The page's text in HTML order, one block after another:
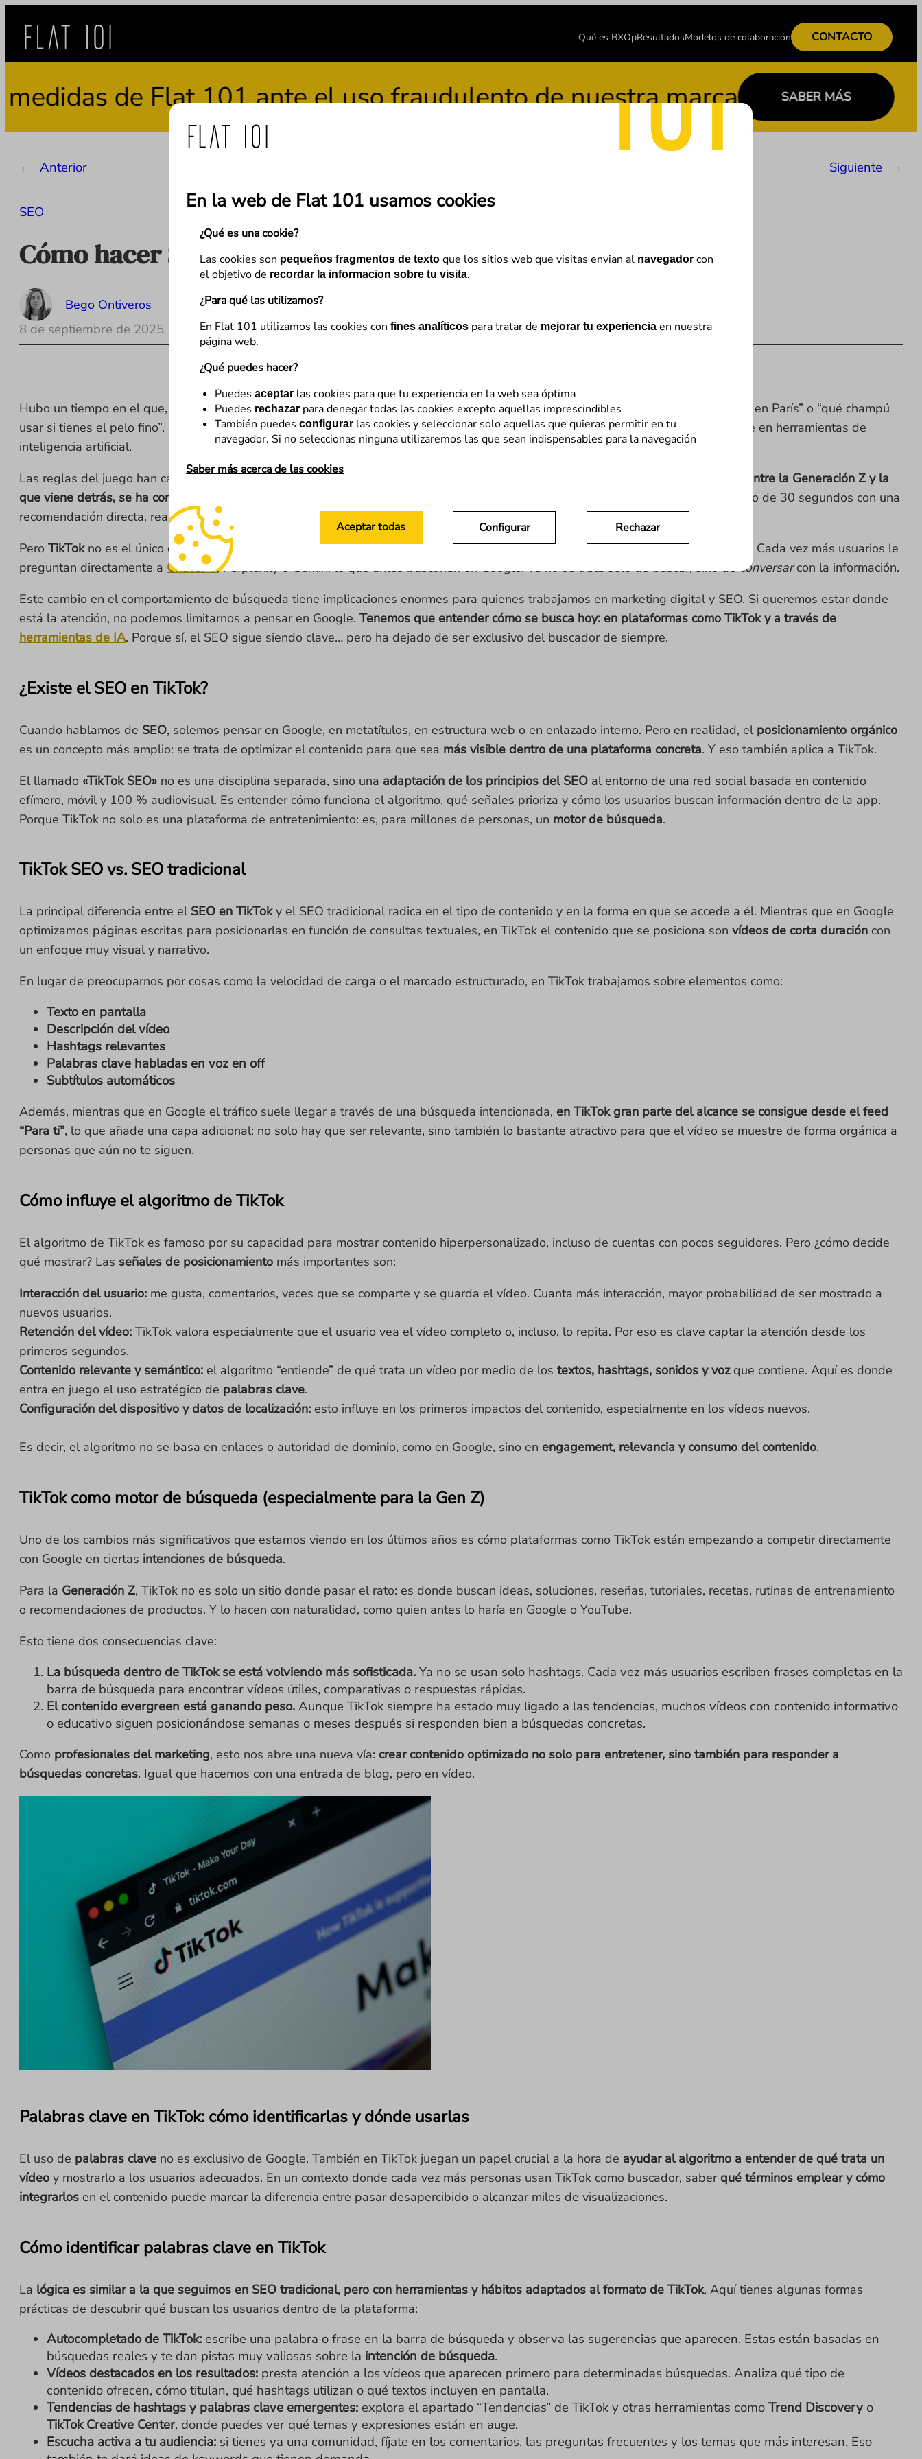
En la web de Flat 101 usamos cookies
¿Qué es una cookie?
Las cookies son pequeños fragmentos de texto que los sitios web que visitas envian al navegador con
el objetivo de recordar la informacion sobre tu visita.
¿Para qué las utilizamos?
En Flat 101 utilizamos las cookies con fines analíticos para tratar de mejorar tu experiencia en nuestra
página web.
¿Qué puedes hacer?
Puedes aceptar las cookies para que tu experiencia en la web sea óptima
Puedes rechazar para denegar todas las cookies excepto aquellas imprescindibles
También puedes configurar las cookies y seleccionar solo aquellas que quieras permitir en tu
navegador. Si no seleccionas ninguna utilizaremos las que sean indispensables para la navegación
Saber más acerca de las cookies
Configurar Rechazar
Aceptar todas
contenido
Qué es BXOpResultadosModelos de colaboración CONTACTO
de Flat 101 ante el uso fraudulento de nuestra marca SABER MÁS
← Anterior Siguiente →
SEO
Cómo hacer SEO en Tik Tok para ganar visibilidad
Bego Ontiveros
8 de septiembre de 2025
Hubo un tiempo en el que, si querías saber cómo hacer algo, lo buscabas en Google o en YouTube. “Cómo editar una foto”, “qué ver en París” o “qué champú
usar si tienes el pelo fino”. Pero ese tiempo está quedando atrás. Cada vez más, las búsquedas se hacen en TikTok… o directamente en herramientas de
inteligencia artificial.
Las reglas del juego han cambiado.TikTokya no es solo una red social de entretenimiento: para muchas personas,
especialmente entre la Generación Z y la
que viene detrás, se ha convertido en el buscador de referencia
. ¿Por qué? Porque en vez de leer diez páginas, prefieren ver un vídeo de 30 segundos con una
recomendación directa, real y con un lenguaje que entienden. Así de sencillo.
Pero TikTokno es el único que está transformando la forma en la que buscamos. También la IA está entrando en escena con fuerza. Cada vez más usuarios le
preguntan directamente a ChatGPT, Perplexity o Gemini lo que antes buscarían en Google. Ya no se trata solo de buscar, sino deconversarcon la información.
Este cambio en el comportamiento de búsqueda tiene implicaciones enormes para quienes trabajamos en marketing digital y SEO. Si queremos estar donde
está la atención, no podemos limitarnos a pensar en Google. Tenemos que entender cómo se busca hoy: en plataformas como TikTok y a través de
herramientas de IA. Porque sí, el SEO sigue siendo clave… pero ha dejado de ser exclusivo del buscador de siempre.
¿Existe el SEO en TikTok?
Cuando hablamos de SEO, solemos pensar en Google, en metatítulos, en estructura web o en enlazado interno. Pero en realidad, el posicionamiento orgánico
es un concepto más amplio: se trata de optimizar el contenido para que sea más visible dentro de una plataforma concreta. Y eso también aplica a TikTok.
El llamado «TikTok SEO» no es una disciplina separada, sino una adaptación de los principios del SEO al entorno de una red social basada en contenido
efímero, móvil y 100 % audiovisual. Es entender cómo funciona el algoritmo, qué señales prioriza y cómo los usuarios buscan información dentro de la app.
Porque TikTok no solo es una plataforma de entretenimiento: es, para millones de personas, un motor de búsqueda.
TikTok SEO vs. SEO tradicional
La principal diferencia entre el SEO en TikToky el SEO tradicional radica en el tipo de contenido y en la forma en que se accede a él. Mientras que en Google
optimizamos páginas escritas para posicionarlas en función de consultas textuales, en TikTok el contenido que se posiciona son vídeos de corta duración con
un enfoque muy visual y narrativo.
En lugar de preocuparnos por cosas como la velocidad de carga o el marcado estructurado, en TikTok trabajamos sobre elementos como:
Texto en pantalla
Descripción del vídeo
Hashtags relevantes
Palabras clave habladas en voz en off
Subtítulos automáticos
Además, mientras que en Google el tráfico suele llegar a través de una búsqueda intencionada, en TikTok gran parte del alcance se consigue desde el feed
“Para ti”, lo que añade una capa adicional: no solo hay que ser relevante, sino también lo bastante atractivo para que el vídeo se muestre de forma orgánica a
personas que aún no te siguen.
Cómo influye el algoritmo de TikTok
El algoritmo de TikTok es famoso por su capacidad para mostrar contenido hiperpersonalizado, incluso de cuentas con pocos seguidores. Pero ¿cómo decide
qué mostrar? Las señales de posicionamiento más importantes son:
Interacción del usuario: me gusta, comentarios, veces que se comparte y se guarda el vídeo. Cuanta más interacción, mayor probabilidad de ser mostrado a
nuevos usuarios.
Retención del vídeo: TikTok valora especialmente que el usuario vea el vídeo completo o, incluso, lo repita. Por eso es clave captar la atención desde los
primeros segundos.
Contenido relevante y semántico: el algoritmo “entiende” de qué trata un vídeo por medio de los textos, hashtags, sonidos y vozque contiene. Aquí es donde
entra en juego el uso estratégico de palabras clave.
Configuración del dispositivo y datos de localización: esto influye en los primeros impactos del contenido, especialmente en los vídeos nuevos.
Es decir, el algoritmo no se basa en enlaces o autoridad de dominio, como en Google, sino en engagement, relevancia y consumo del contenido.
TikTok como motor de búsqueda (especialmente para la Gen Z)
Uno de los cambios más significativos que estamos viendo en los últimos años es cómo plataformas como TikTok están empezando a competir directamente
con Google en ciertas intenciones de búsqueda.
Para la Generación Z, TikTok no es solo un sitio donde pasar el rato: es donde buscan ideas, soluciones, reseñas, tutoriales, recetas, rutinas de entrenamiento
o recomendaciones de productos. Y lo hacen con naturalidad, como quien antes lo haría en Google o YouTube.
Esto tiene dos consecuencias clave:
La búsqueda dentro de TikTok se está volviendo más sofisticada.Ya no se usan solo hashtags. Cada vez más usuarios escriben frases completas en la
barra de búsqueda para encontrar vídeos útiles, comparativas o respuestas rápidas.
El contenido evergreen está ganando peso.Aunque TikTok siempre ha estado muy ligado a las tendencias, muchos vídeos con contenido informativo
o educativo siguen posicionándose semanas o meses después si responden bien a búsquedas concretas.
Como profesionales del marketing, esto nos abre una nueva vía: crear contenido optimizado no solo para entretener, sino también para responder a
búsquedas concretas. Igual que hacemos con una entrada de blog, pero en vídeo.
Palabras clave en TikTok: cómo identificarlas y dónde usarlas
El uso de palabras clave no es exclusivo de Google. También en TikTok juegan un papel crucial a la hora de ayudar al algoritmo a entender de qué trata un
vídeo y mostrarlo a los usuarios adecuados. En un contexto donde cada vez más personas usan TikTok como buscador, saber qué términos emplear y cómo
integrarlos en el contenido puede marcar la diferencia entre pasar desapercibido o alcanzar miles de visualizaciones.
Cómo identificar palabras clave en TikTok
La lógica es similar a la que seguimos en SEO tradicional, pero con herramientas y hábitos adaptados al formato de TikTok. Aquí tienes algunas formas
prácticas de descubrir qué buscan los usuarios dentro de la plataforma:
Autocompletado de TikTok: escribe una palabra o frase en la barra de búsqueda y observa las sugerencias que aparecen. Estas están basadas en
búsquedas reales y te dan pistas muy valiosas sobre la intención de búsqueda.
Vídeos destacados en los resultados: presta atención a los vídeos que aparecen primero para determinadas búsquedas. Analiza qué tipo de
contenido ofrecen, cómo titulan, qué hashtags utilizan o qué textos incluyen en pantalla.
Tendencias de hashtags y palabras clave emergentes: explora el apartado “Tendencias” de TikTok y otras herramientas comoTrend Discovery o
TikTok Creative Center, donde puedes ver qué temas y expresiones están en auge.
Escucha activa a tu audiencia: si tienes ya una comunidad, fíjate en los comentarios, las preguntas frecuentes y los temas que más interesan. Eso